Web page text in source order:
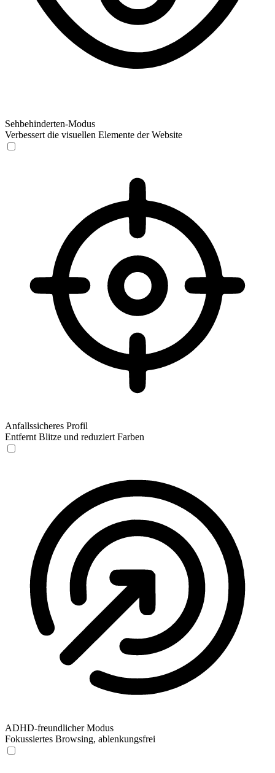
Sehbehinderten-Modus
Verbessert die visuellen Elemente der Website
Anfallssicheres Profil
Entfernt Blitze und reduziert Farben
ADHD-freundlicher Modus
Fokussiertes Browsing, ablenkungsfrei